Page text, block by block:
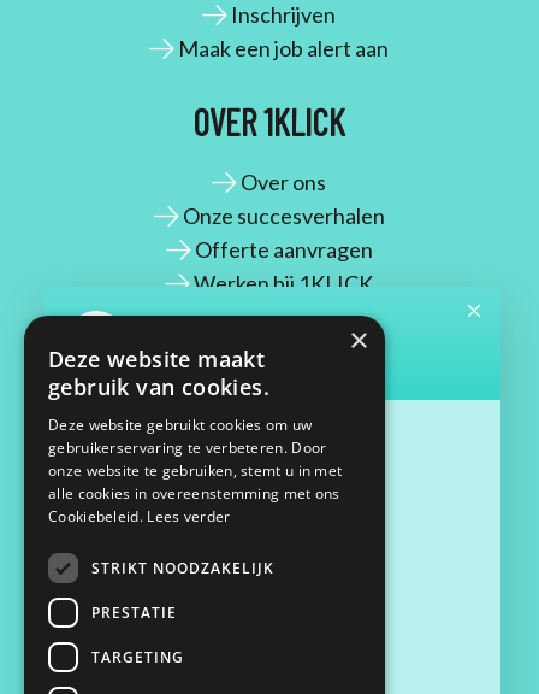
Inschrijven
Maak een job alert aan
OVER 1KLICK
Over ons
Onze succesverhalen
Offerte aanvragen
Werken bij 1KLICK
CONTACT
Maassluisstraat 2
1062 GD Amsterdam
06 33 68 27 09
contact@1klick.nl
×
Deze website maakt
gebruik van cookies.
Deze website gebruikt cookies om uw
gebruikerservaring te verbeteren. Door
onze website te gebruiken, stemt u in met
alle cookies in overeenstemming met ons
Cookiebeleid. Lees verder
STRIKT NOODZAKELIJK
PRESTATIE
TARGETING